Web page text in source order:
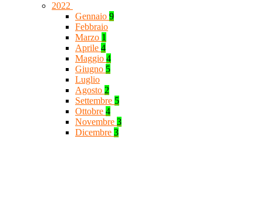
2022
Gennaio 9
Febbraio
Marzo 1
Aprile 4
Maggio 4
Giugno 5
Luglio
Agosto 2
Settembre 5
Ottobre 4
Novembre 3
Dicembre 3